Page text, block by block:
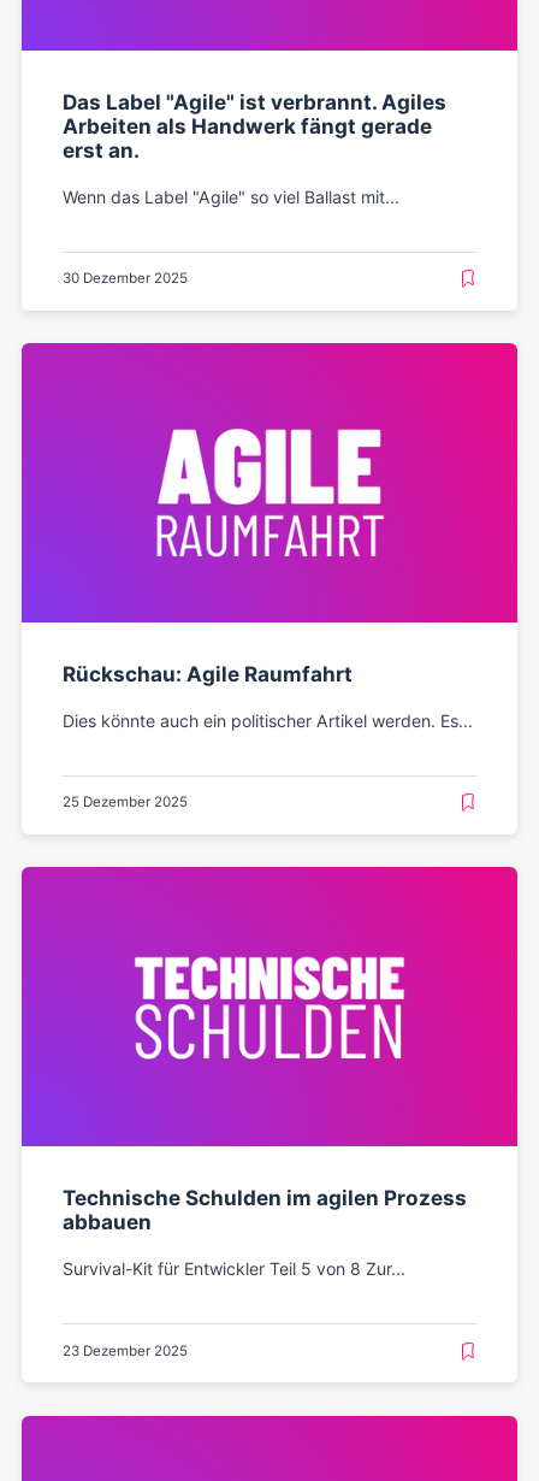
Das Label "Agile" ist verbrannt. Agiles
Arbeiten als Handwerk fängt gerade
erst an.
Wenn das Label "Agile" so viel Ballast mit...
30 Dezember 2025
Rückschau: Agile Raumfahrt
Dies könnte auch ein politischer Artikel werden. Es...
25 Dezember 2025
Technische Schulden im agilen Prozess
abbauen
Survival-Kit für Entwickler Teil 5 von 8 Zur...
23 Dezember 2025